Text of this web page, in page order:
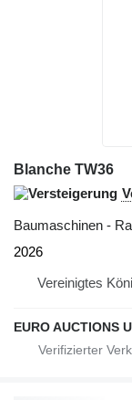
Blanche TW36
Baumaschinen -
2026
Vereinigtes
EURO AUCTIONS